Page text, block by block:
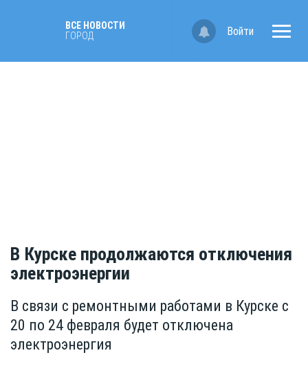
ВСЕ НОВОСТИ
ГОРОД
Войти
В Курске продолжаются отключения
электроэнергии
В связи с ремонтными работами в Курске с
20 по 24 февраля будет отключена
электроэнергия